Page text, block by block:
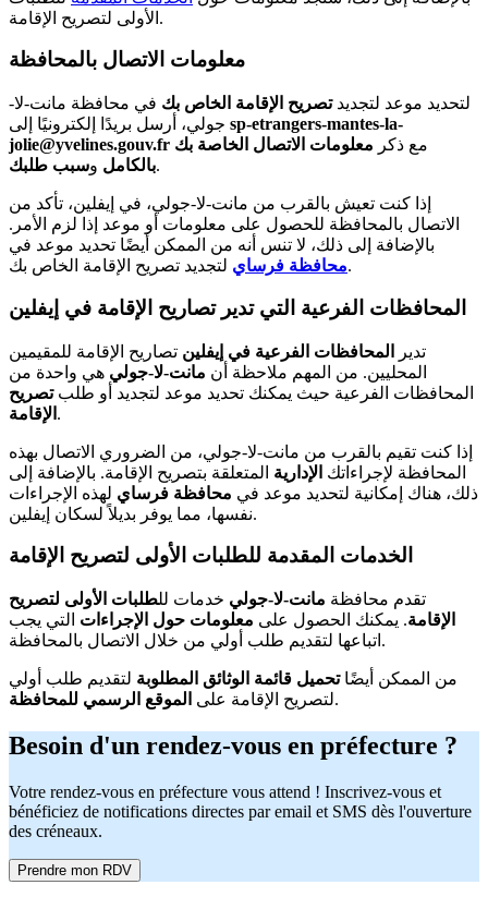
الأولى لتصريح الإقامة.
معلومات الاتصال بالمحافظة
لتحديد موعد لتجديدتصريح الإقامة الخاص بك في محافظة مانت-لا-
sp-etrangers-mantes-la-
jolie@yvelines.gouv.fr
مع ذكر معلومات الاتصال الخاصة بك
بالكامل وسبب طلبك .
إذا كنت تعيش بالقرب من مانت-لا-جولي، في إيفلين، تأكد من
الاتصال بالمحافظة للحصول على معلومات أو موعد إذا لزم الأمر.
بالإضافة إلى ذلك، لا تنس أنه من الممكن أيضًا تحديد موعد في
محافظة فرسايلتجديد تصريح الإقامة الخاص بك.
المحافظات الفرعية التي تدير تصاريح الإقامة في إيفلين
تدير المحافظات الفرعية في إيفلين تصاريح الإقامة للمقيمين
المحليين. من المهم ملاحظة أن مانت-لا-جولي هي واحدة من
المحافظات الفرعية حيث يمكنك تحديد موعد لتجديد أو طلبتصريح
الإقامة .
إذا كنت تقيم بالقرب من مانت-لا-جولي، من الضروري الاتصال بهذه
المحافظة لإجراءاتك الإدارية المتعلقة بتصريح الإقامة. بالإضافة إلى
ذلك، هناك إمكانية لتحديد موعد في محافظة فرساي لهذه الإجراءات
نفسها، مما يوفر بديلاً لسكان إيفلين.
الخدمات المقدمة للطلبات الأولى لتصريح الإقامة
تقدم محافظة مانت-لا-جولي خدمات للطلبات الأولى لتصريح
الإقامة. يمكنك الحصول على معلومات حول الإجراءات التي يجب
اتباعها لتقديم طلب أولي من خلال الاتصال بالمحافظة.
من الممكن أيضًاتحميل قائمة الوثائق المطلوبة لتقديم طلب أولي
لتصريح الإقامة على الموقع الرسمي للمحافظة .
Besoin d'un rendez-vous en préfecture ?
Votre rendez-vous en préfecture vous attend ! Inscrivez-vous et
bénéficiez de notifications directes par email et SMS dès l'ouverture
des créneaux.
Prendre mon RDV